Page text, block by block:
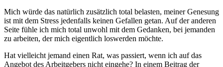
Mich würde das natürlich zusätzlich total belasten, meiner Genesung
ist mit dem Stress jedenfalls keinen Gefallen getan. Auf der anderen
Seite fühle ich mich total unwohl mit dem Gedanken, bei jemanden
zu arbeiten, der mich eigentlich loswerden möchte.
Hat vielleicht jemand einen Rat, was passiert, wenn ich auf das
Angebot des Arbeitgebers nicht eingehe? In einem Beitrag der